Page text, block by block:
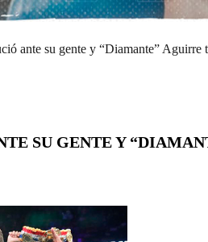
ante su gente y “Diamante” Aguirre
SU GENTE Y